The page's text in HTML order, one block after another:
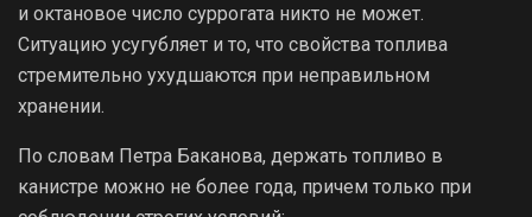
и октановое число суррогата никто не может.
Ситуацию усугубляет и то, что свойства топлива
стремительно ухудшаются при неправильном
хранении.
По словам Петра Баканова, держать топливо в
канистре можно не более года, причем только при